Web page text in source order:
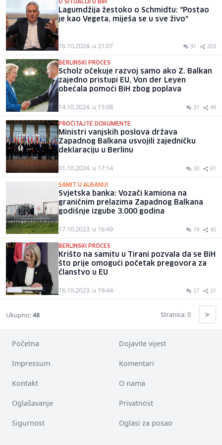
O SITUACIJI U BIH
Lagumdžija žestoko o Schmidtu: "Postao
je kao Vegeta, miješa se u sve živo"
16.10.2024. u 21:07 91 203
BERLINSKI PROCES
Scholz očekuje razvoj samo ako Z. Balkan
zajedno pristupi EU, Von der Leyen
obećala pomoći BiH zbog poplava
14.10.2024. u 15:08 21 49
PROČITAJTE DOKUMENTE
Ministri vanjskih poslova država
Zapadnog Balkana usvojili zajedničku
deklaraciju u Berlinu
01.10.2024. u 17:14 33 61
SAMIT U ALBANIJI
Svjetska banka: Vozači kamiona na
graničnim prelazima Zapadnog Balkana
godišnje izgube 3.000 godina
17.10.2023. u 16:49 19 45
BERLINSKI PROCES
Krišto na samitu u Tirani pozvala da se BiH
što prije omogući početak pregovora za
članstvo u EU
16.10.2023. u 19:44 27 21
Ukupno:48 Stranica: 0 >
Početna Dojavite vijest
Impressum Komentari
Kontakt O nama
Oglašavanje Privatnost
Sigurnost Oglasi za posao